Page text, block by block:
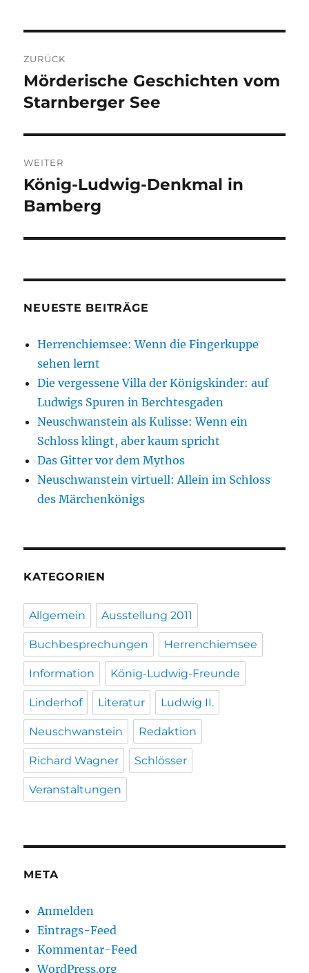
ZURÜCK
Vorheriger
Beitrag:
Mörderische Geschichten vom
Starnberger See
WEITER
Nächster
Beitrag:
König-Ludwig-Denkmal in
Bamberg
NEUESTE BEITRÄGE
Herrenchiemsee: Wenn die Fingerkuppe
sehen lernt
Die vergessene Villa der Königskinder: auf
Ludwigs Spuren in Berchtesgaden
Neuschwanstein als Kulisse: Wenn ein
Schloss klingt, aber kaum spricht
Das Gitter vor dem Mythos
Neuschwanstein virtuell: Allein im Schloss
des Märchenkönigs
KATEGORIEN
Allgemein Ausstellung 2011
Buchbesprechungen Herrenchiemsee
Information König-Ludwig-Freunde
Linderhof Literatur Ludwig II.
Neuschwanstein Redaktion
Richard Wagner Schlösser
Veranstaltungen
META
Anmelden
Eintrags-Feed
Kommentar-Feed
WordPress.org